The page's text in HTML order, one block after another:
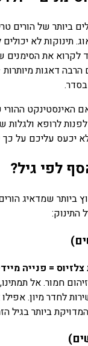
ביותר של הורים
תינוקות לא
לקרוא את
דאגות מיותרות
האינסטינקט
לרופא ולגלות
יכעס עליכם על
לפי גיל?
ביותר שמדאיג
התינוק:
חמור. אל
לחדר מיון.
ביותר בגיל